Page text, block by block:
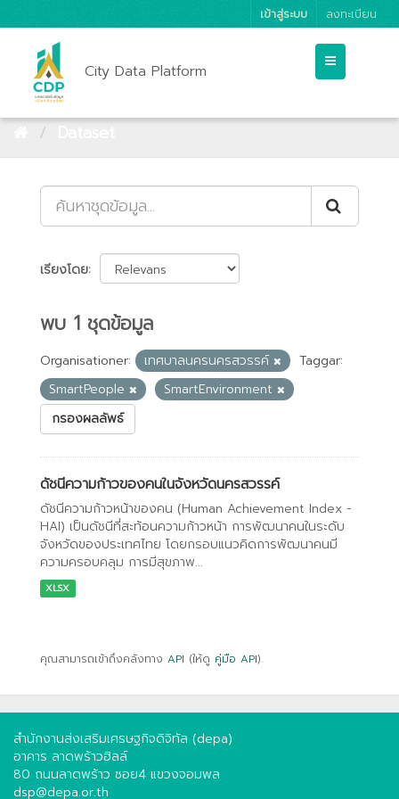
เข้าสู่ระบบ ลงทะเบียน
City Data Platform
เรียงโดย
พบ 1 ชุดข้อมูล
Organisationer: เทศบาลนครนครสวรรค์
Taggar:
SmartPeople
SmartEnvironment
กรองผลลัพธ์
ดัชนีความก้าวของคนในจังหวัดนครสวรรค์
ดัชนีความก้าวหน้าของคน (Human Achievement Index -
HAI) เป็นดัชนีที่สะท้อนความก้าวหน้า การพัฒนาคนในระดับ
จังหวัดของประเทศไทย โดยกรอบแนวคิดการพัฒนาคนมี
ความครอบคลุม การมีสุขภาพ...
XLSX
คุณสามารถเข้าถึงคลังทาง API (ให้ดู คู่มือ API).
สำนักงานส่งเสริมเศรษฐกิจดิจิทัล (depa)
อาคาร ลาดพร้าวฮิลล์
80 ถนนลาดพร้าว ซอย4 แขวงจอมพล
dsp@depa.or.th